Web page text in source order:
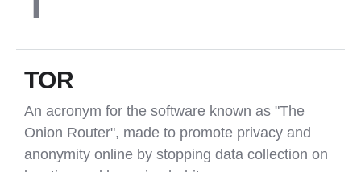
TOR
An acronym for the software known as "The
Onion Router", made to promote privacy and
anonymity online by stopping data collection on